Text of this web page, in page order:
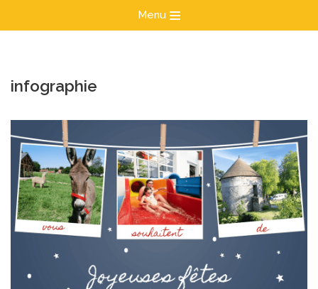
Menu
infographie